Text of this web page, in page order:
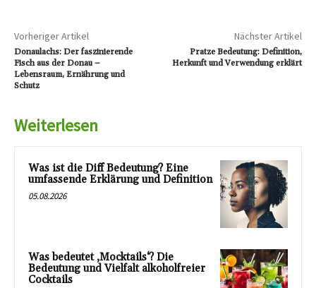
Vorheriger Artikel
Donaulachs: Der faszinierende
Fisch aus der Donau –
Lebensraum, Ernährung und
Schutz
Nächster Artikel
Pratze Bedeutung: Definition,
Herkunft und Verwendung erklärt
Weiterlesen
Was ist die Diff Bedeutung? Eine
umfassende Erklärung und Definition
05.08.2026
Was bedeutet ‚Mocktails‘? Die
Bedeutung und Vielfalt alkoholfreier
Cocktails